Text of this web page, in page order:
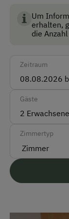
Bus
Barzahlung
EC-Karte
Um
erhalten,
die
Zeitraum
Gäste
2 Erwachsene
Zimmertyp